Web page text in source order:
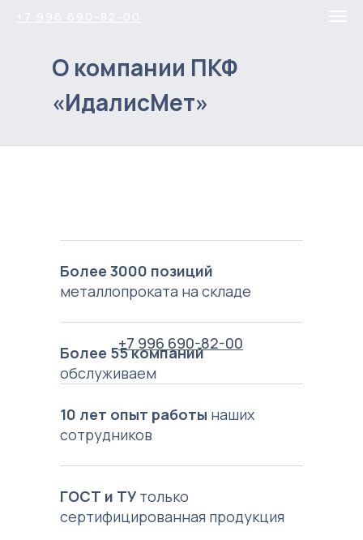
О компании ПКФ
«ИдалисМет»
Более 3000 позиций
металлопроката на складе
Более 55 компаний
обслуживаем
10 лет опыт работы наших
сотрудников
ГОСТ и ТУтолько
сертифицированная продукция
+7 996 690-82-00